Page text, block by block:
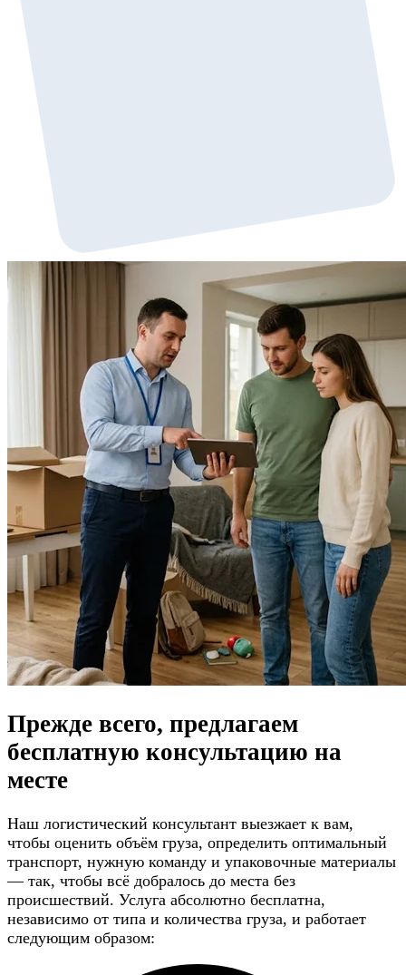
Прежде всего, предлагаем
бесплатную консультацию на
месте
Наш логистический консультант выезжает к вам,
чтобы оценить объём груза, определить оптимальный
транспорт, нужную команду и упаковочные материалы
— так, чтобы всё добралось до места без
происшествий. Услуга абсолютно бесплатна,
независимо от типа и количества груза, и работает
следующим образом: